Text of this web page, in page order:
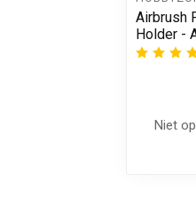
Airbrush
Holder -
Niet